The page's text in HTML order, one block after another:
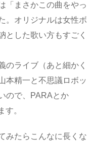
「まさかこの曲をやっ
。オリジナルは女性ボ
とした歌い方もすごく
のライブ（あと細かく
本精一と不思議ロボッ
ので、PARAとか
す。
みたらこんなに長くな